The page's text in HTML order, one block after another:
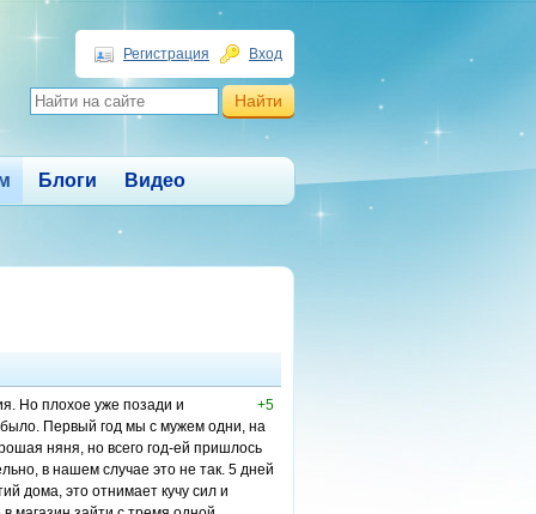
Регистрация Вход
Блоги Видео
+5
Но плохое уже позади и
Первый год мы с мужем одни, на
няня, но всего год-ей пришлось
в нашем случае это не так. 5 дней
дома, это отнимает кучу сил и